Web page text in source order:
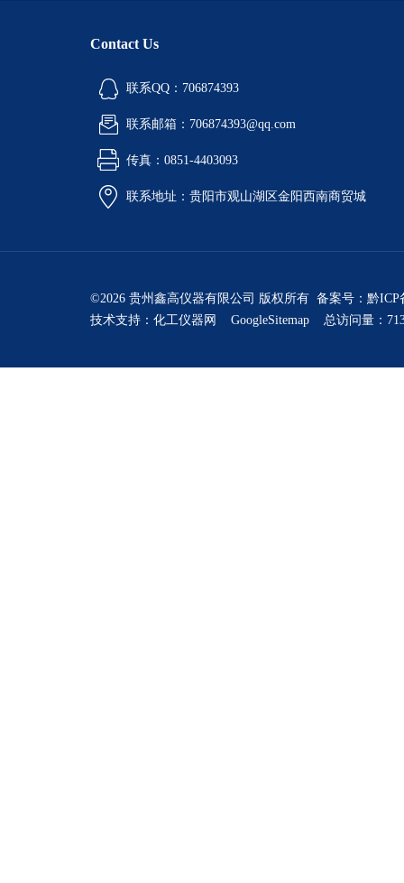
Contact Us
联系QQ：706874393
联系邮箱：706874393@qq.com
传真：0851-4403093
联系地址：贵阳市观山湖区金阳西南商贸城
©2026 贵州鑫高仪器有限公司 版权所有 备案号： 黔ICP
技术支持： 化工仪器网 GoogleSitemap 总访问量：